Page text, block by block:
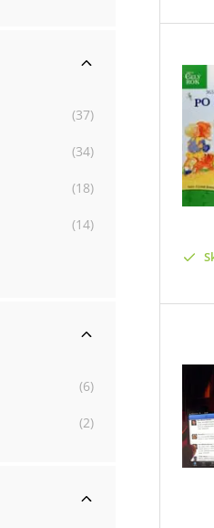
(37)
(34)
(18)
(14)
(6)
(2)